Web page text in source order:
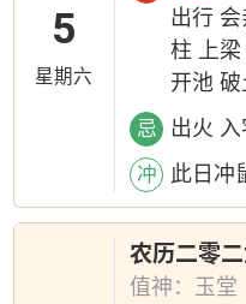
5
星期六
出行
柱 上
开池
忌 出火
冲 此日冲
农历二零
值神：玉堂